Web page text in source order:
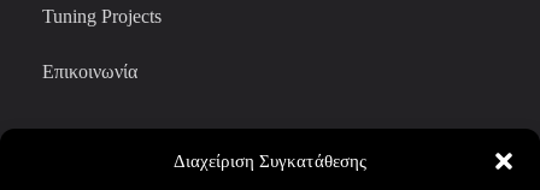
Διαχείριση Συγκατάθεσης
Tuning Projects
Επικοινωνία
ΧΡΉΣΙΜΟΙ ΣΎΝΔΕΣΜΟΙ